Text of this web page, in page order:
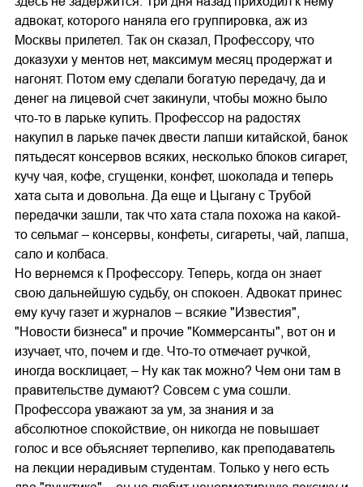
адвокат, которого наняла его группировка, аж из
Москвы прилетел. Так он сказал, Профессору, что
доказухи у ментов нет, максимум месяц продержат и
нагонят. Потом ему сделали богатую передачу, да и
денег на лицевой счет закинули, чтобы можно было
что-то в ларьке купить. Профессор на радостях
накупил в ларьке пачек двести лапши китайской, банок
пятьдесят консервов всяких, несколько блоков сигарет,
кучу чая, кофе, сгущенки, конфет, шоколада и теперь
хата сыта и довольна. Да еще и Цыгану с Трубой
передачки зашли, так что хата стала похожа на какой-
то сельмаг – консервы, конфеты, сигареты, чай, лапша,
сало и колбаса.
Но вернемся к Профессору. Теперь, когда он знает
свою дальнейшую судьбу, он спокоен. Адвокат принес
ему кучу газет и журналов – всякие "Известия",
"Новости бизнеса" и прочие "Коммерсанты", вот он и
изучает, что, почем и где. Что-то отмечает ручкой,
иногда восклицает, – Ну как так можно? Чем они там в
правительстве думают? Совсем с ума сошли.
Профессора уважают за ум, за знания и за
абсолютное спокойствие, он никогда не повышает
голос и все объясняет терпеливо, как преподаватель
на лекции нерадивым студентам. Только у него есть